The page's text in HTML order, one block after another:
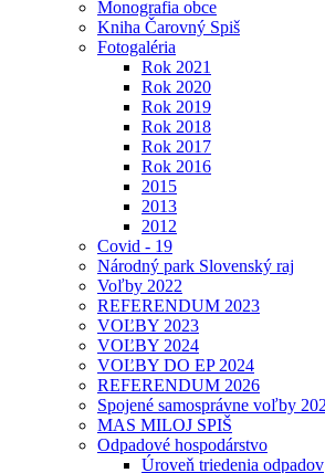
Monografia obce
Kniha Čarovný Spiš
Fotogaléria
Rok 2021
Rok 2020
Rok 2019
Rok 2018
Rok 2017
Rok 2016
2015
2013
2012
Covid - 19
Národný park Slovenský raj
Voľby 2022
REFERENDUM 2023
VOĽBY 2023
VOĽBY 2024
VOĽBY DO EP 2024
REFERENDUM 2026
Spojené samosprávne voľby
MAS MILOJ SPIŠ
Odpadové hospodárstvo
Úroveň triedenia odpadov